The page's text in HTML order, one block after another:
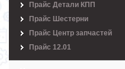
Прайс Детали КПП
Прайс Шестерни
Прайс Центр запчастей
Прайс 12.01